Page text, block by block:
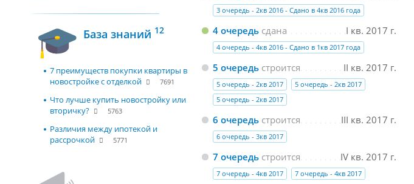
База знаний 12
7 преимуществ покупки квартиры в
новостройке с отделкой
7691
Что лучше купить новостройку или
вторичку?
5763
Различия между ипотекой и
рассрочкой
5771
3 очередь - 2кв 2016 - Сдано в 4кв 2016 года
I кв. 2017 г.
4 очередь сдана
4 очередь - 4кв 2016 - Сдано в 1кв 2017 года
II кв. 2017 г.
5 очередь строится
5 очередь - 2кв 2017
5 очередь - 2кв 2017
5 очередь - 2кв 2017
III кв. 2017 г.
6 очередь строится
6 очередь - 3кв 2017
IV кв. 2017 г.
7 очередь строится
7 очередь - 4кв 2017 7 очередь - 4кв 2017